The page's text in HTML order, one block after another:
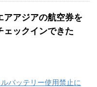
アアジアの航空券を
ェックインできた
バッテリー使用禁止に